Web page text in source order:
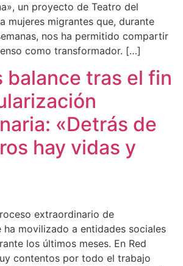
un proyecto de Teatro del
mujeres migrantes que, durante
nos ha permitido compartir
como transformador. […]
balance tras el fin
«Detrás de
hay vidas y
extraordinario de
ha movilizado a entidades sociales
los últimos meses. En Red
contentos por todo el trabajo